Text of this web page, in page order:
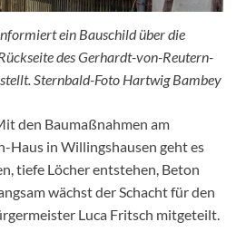
ein Bauschild über die
des Gerhardt-von-Reutern-
Sternbald-Foto Hartwig Bambey
den Baumaßnahmen am
in Willingshausen geht es
tiefe Löcher entstehen, Beton
wächst der Schacht für den
Luca Fritsch mitgeteilt.